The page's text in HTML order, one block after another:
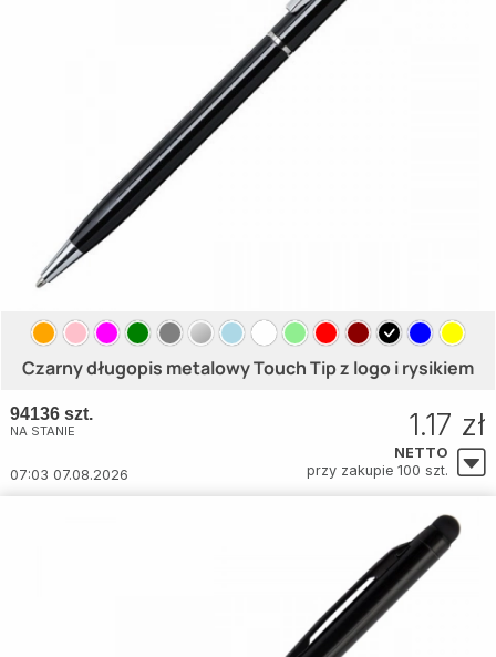
Czarny długopis metalowy Touch Tip z logo i rysikiem
94136 szt.
NA STANIE
07:03 07.08.2026
1.17 zł
NETTO
przy zakupie 100 szt.